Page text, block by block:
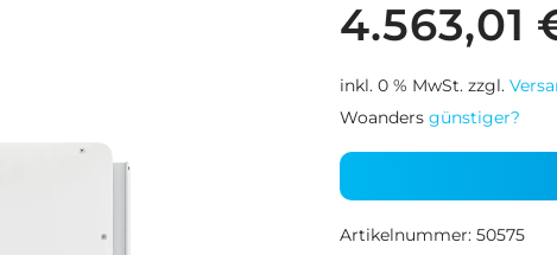
4.563,01
inkl. 0 % MwSt. zzgl.
Woanders günstiger?
Artikelnummer: 50575